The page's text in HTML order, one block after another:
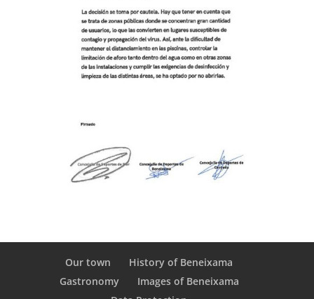
Our town
History of Beneixama
Gastronomy
Images of Beneixama